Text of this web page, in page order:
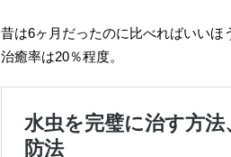
昔は6ヶ月だったのに比べればいいほ
治癒率は20％程度。